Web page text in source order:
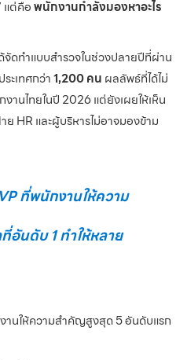
แต่คือพนักงานกำลังมองหาอะไร
ดทำแบบสำรวจในช่วงปลายปีที่ผ่าน
ะเทศกว่า1,200 คน ผลลัพธ์ที่ได้ไม่
านไทยในปี 2026 แต่ยังเผยให้เห็น
HR และผู้บริหารไม่อาจมองข้าม
ที่พนักงานให้ความ
อันดับ 1 ทำให้หลาย
านให้ความสำคัญสูงสุด 5 อันดับแรก